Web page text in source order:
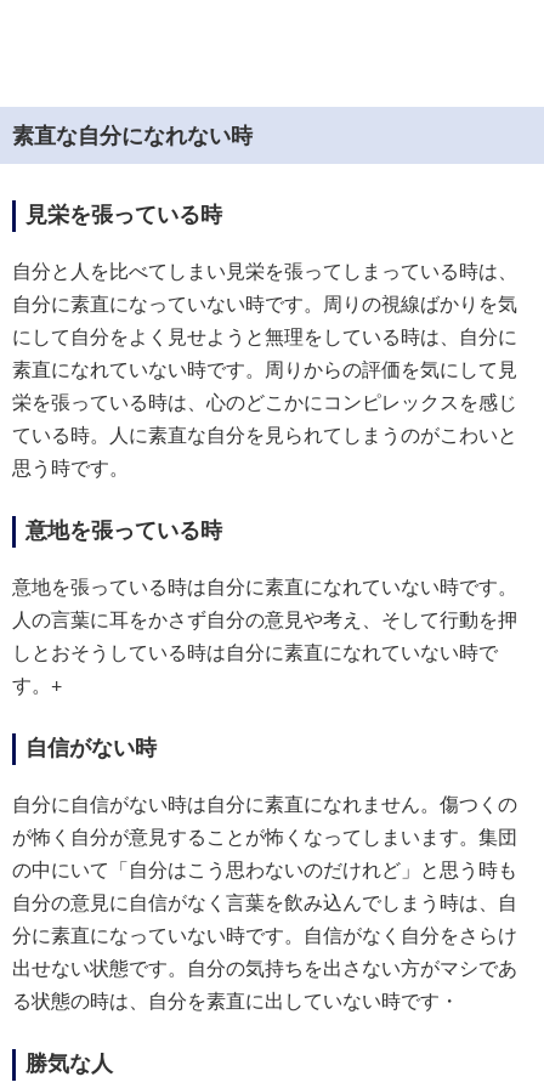
素直な自分になれない時
見栄を張っている時
自分と人を比べてしまい見栄を張ってしまっている時は、
自分に素直になっていない時です。周りの視線ばかりを気
にして自分をよく見せようと無理をしている時は、自分に
素直になれていない時です。周りからの評価を気にして見
栄を張っている時は、心のどこかにコンピレックスを感じ
ている時。人に素直な自分を見られてしまうのがこわいと
思う時です。
意地を張っている時
意地を張っている時は自分に素直になれていない時です。
人の言葉に耳をかさず自分の意見や考え、そして行動を押
しとおそうしている時は自分に素直になれていない時で
す。+
自信がない時
自分に自信がない時は自分に素直になれません。傷つくの
が怖く自分が意見することが怖くなってしまいます。集団
の中にいて「自分はこう思わないのだけれど」と思う時も
自分の意見に自信がなく言葉を飲み込んでしまう時は、自
分に素直になっていない時です。自信がなく自分をさらけ
出せない状態です。自分の気持ちを出さない方がマシであ
る状態の時は、自分を素直に出していない時です・
勝気な人